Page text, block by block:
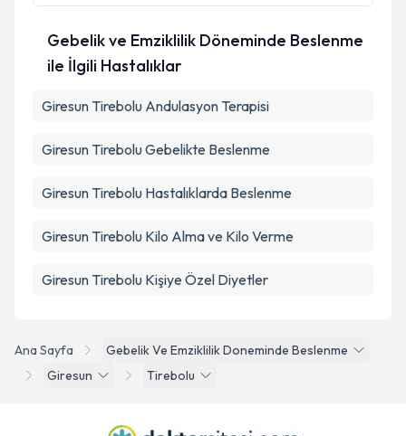
Takvim Talebini Gönder
Ana Sayfa
Gebelik Ve Emziklilik Doneminde Beslenme
Giresun
Tirebolu
Gebelik ve Emziklilik Döneminde Beslenme
ile İlgili Hastalıklar
Giresun Tirebolu Andulasyon Terapisi
Giresun Tirebolu Gebelikte Beslenme
Giresun Tirebolu Hastalıklarda Beslenme
Giresun Tirebolu Kilo Alma ve Kilo Verme
Giresun Tirebolu Kişiye Özel Diyetler